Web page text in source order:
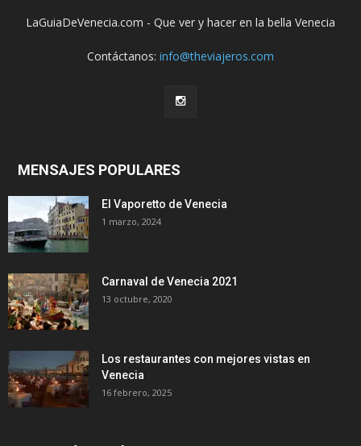
LaGuiaDeVenecia.com - Que ver y hacer en la bella Venecia
Contáctanos: info@theviajeros.com
MENSAJES POPULARES
El Vaporetto de Venecia
1 marzo, 2024
Carnaval de Venecia 2021
13 octubre, 2020
Los restaurantes con mejores vistas en
Venecia
16 febrero, 2025